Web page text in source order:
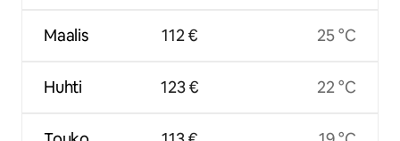
Maalis
Huhti
112 €
123 €
25 °C
22 °C